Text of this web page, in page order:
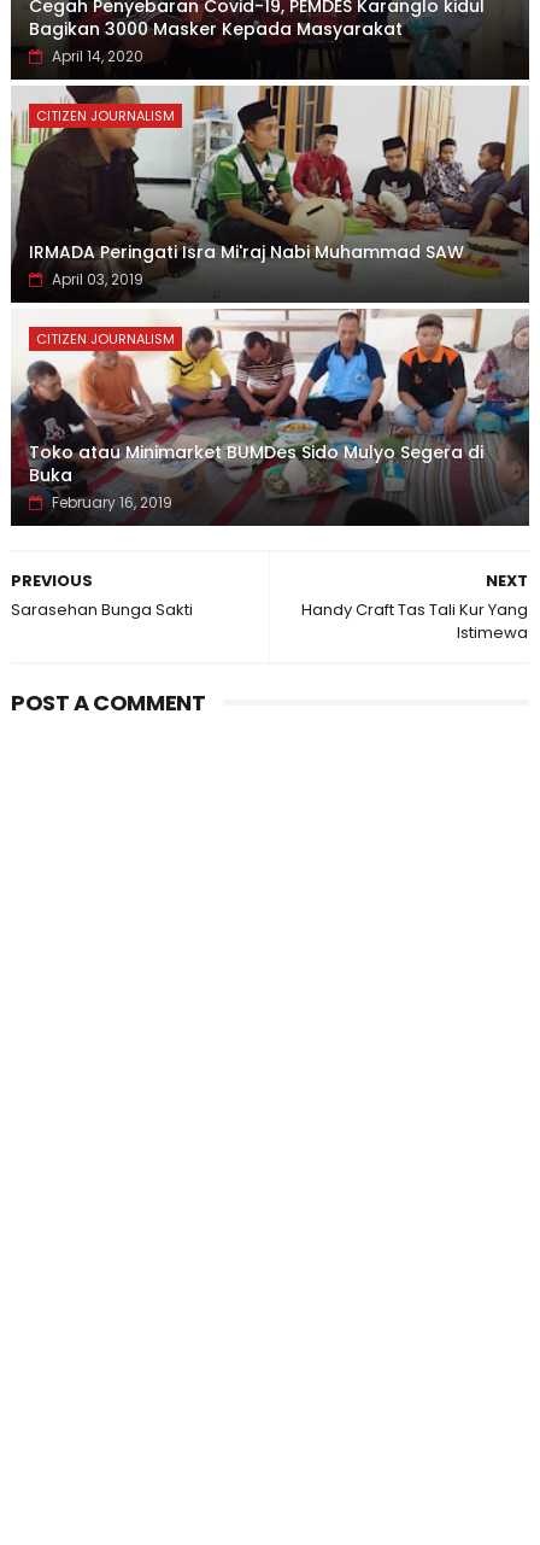
Cegah Penyebaran Covid-19, PEMDES Karanglo kidul
Bagikan 3000 Masker Kepada Masyarakat
April 14, 2020
CITIZEN JOURNALISM
IRMADA Peringati Isra Mi'raj Nabi Muhammad SAW
April 03, 2019
CITIZEN JOURNALISM
Toko atau Minimarket BUMDes Sido Mulyo Segera di
Buka
February 16, 2019
NEXT
Handy Craft Tas Tali Kur Yang
Istimewa
PREVIOUS
Sarasehan Bunga Sakti
POST A COMMENT